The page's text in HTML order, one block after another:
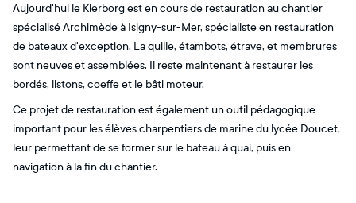
Aujourd'hui le Kierborg est en cours de restauration au chantier
spécialisé Archimède à Isigny-sur-Mer, spécialiste en restauration
de bateaux d'exception. La quille, étambots, étrave, et membrures
sont neuves et assemblées. Il reste maintenant à restaurer les
bordés, listons, coeffe et le bâti moteur.
Ce projet de restauration est également un outil pédagogique
important pour les élèves charpentiers de marine du lycée Doucet,
leur permettant de se former sur le bateau à quai, puis en
navigation à la fin du chantier.